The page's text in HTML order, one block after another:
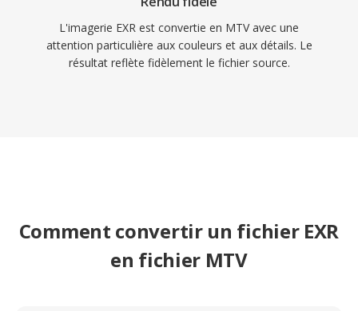
L'imagerie EXR est convertie en MTV avec une
attention particulière aux couleurs et aux détails. Le
résultat reflète fidèlement le fichier source.
Comment convertir un fichier EXR
en fichier MTV